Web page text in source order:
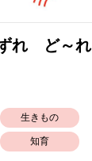
れ ど～れ
生きもの
知育